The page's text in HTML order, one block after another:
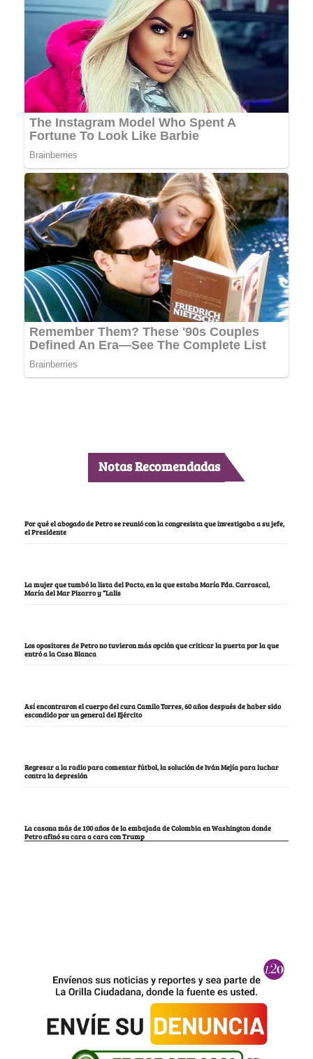
Notas Recomendadas
Por qué el abogado de Petro se reunió con la congresista que investigaba a su jefe,
el Presidente
La mujer que tumbó la lista del Pacto, en la que estaba María Fda. Carrascal,
María del Mar Pizarro y “Lalis
Los opositores de Petro no tuvieron más opción que criticar la puerta por la que
entró a la Casa Blanca
Así encontraron el cuerpo del cura Camilo Torres, 60 años después de haber sido
escondido por un general del Ejército
Regresar a la radio para comentar fútbol, la solución de Iván Mejía para luchar
contra la depresión
La casona más de 100 años de la embajada de Colombia en Washington donde
Petro afinó su cara a cara con Trump